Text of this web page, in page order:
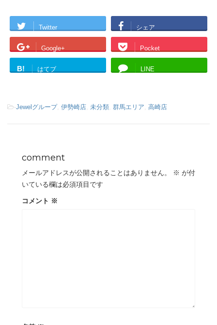
Twitter シェア
Google+ Pocket
B! はてブ LINE
-Jewelグループ, 伊勢崎店 未分類 群馬エリア 高崎店
comment
メールアドレスが公開されることはありません。 ※ が付
いている欄は必須項目です
コメント ※